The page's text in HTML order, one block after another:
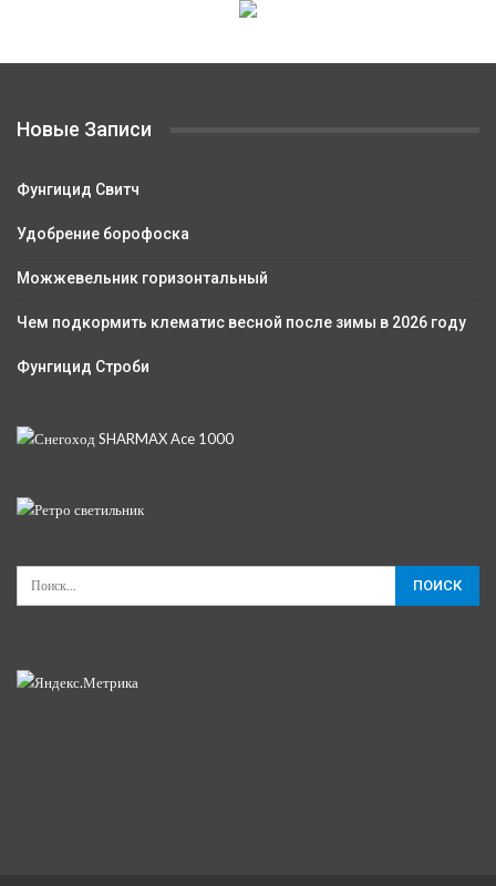
Новые Записи
Фунгицид Свитч
Удобрение борофоска
Можжевельник горизонтальный
Чем подкормить клематис весной после зимы в 2026 году
Фунгицид Строби